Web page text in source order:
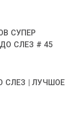
СУПЕР
СЛЕЗ # 45
СЛЕЗ | ЛУЧШОЕ